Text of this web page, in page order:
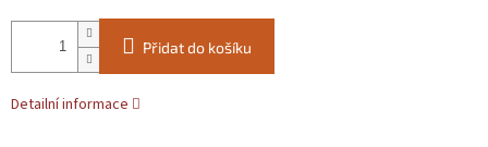
Přidat do košíku
Detailní informace